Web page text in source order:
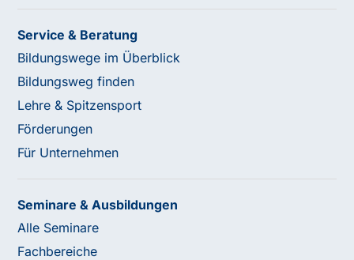
Service & Beratung
Bildungswege im Überblick
Bildungsweg finden
Lehre & Spitzensport
Förderungen
Für Unternehmen
Seminare & Ausbildungen
Alle Seminare
Fachbereiche